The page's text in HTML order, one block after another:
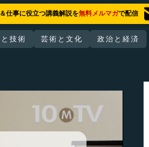
仕事に役立つ講義解説を無料メルマガで配信
技術 芸術と文化 政治と経済